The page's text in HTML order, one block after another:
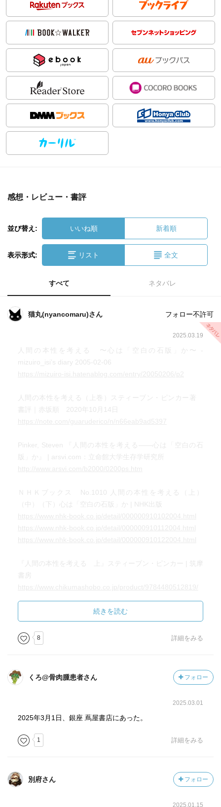
感想・レビュー・書評
並び替え: いいね順 新着順
表示形式: リスト 全文
すべて ネタバレ
猫丸(nyancomaru)さん フォロー不許可
2025.03.19
人間の本性を考える 〜心は「空白の石版」か〜 -
mizuiro_isi’s diary 2005-02-06
人間の本性を考える（上巻）スティーブン・ピンカー著
書評｜赤坂順 2020年10月14日
Pinker, Steven 『人間の本性を考える――心は「空白の石
版」か』 | arsvi.com：立命館大学生存学研究所
ＮＨＫブックス No.1010 人間の本性を考える（上）
（中）（下）心は「空白の石版」か | NHK出版
『人間の本性を考える 上』スティーブン・ピンカー | 筑摩
書房
(yamanedoさん)本の やまね洞から
続きを読む
8 詳細をみる
くろ@骨肉腫患者さん フォロー
2025.03.01
2025年3月1日、銀座 蔦屋書店にあった。
1 詳細をみる
別府さん フォロー
2025.01.15